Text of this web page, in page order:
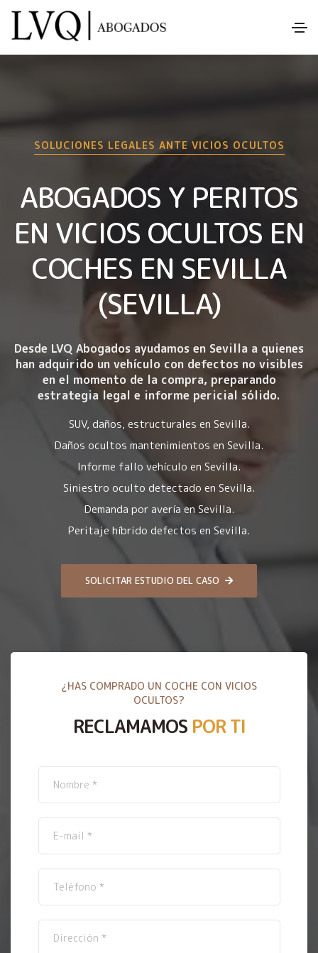
SOLUCIONES LEGALES ANTE VICIOS OCULTOS
ABOGADOS Y PERITOS
EN VICIOS OCULTOS EN
COCHES EN SEVILLA
(SEVILLA)
Desde LVQ Abogados ayudamos en Sevilla a quienes
han adquirido un vehículo con defectos no visibles
en el momento de la compra, preparando
estrategia legal e informe pericial sólido.
SUV, daños, estructurales en Sevilla.
Daños ocultos mantenimientos en Sevilla.
Informe fallo vehículo en Sevilla.
Siniestro oculto detectado en Sevilla.
Demanda por avería en Sevilla.
Peritaje híbrido defectos en Sevilla.
SOLICITAR ESTUDIO DEL CASO
¿HAS COMPRADO UN COCHE CON VICIOS
OCULTOS?
RECLAMAMOS POR TI